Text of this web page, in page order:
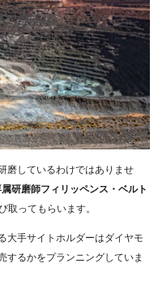
磨しているわけではありませ
研磨師フィリッペンス・ベルト
ってもらいます。
大手サイトホルダーはダイヤモ
するかをプランニングしていま